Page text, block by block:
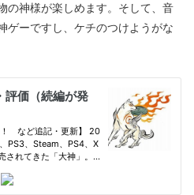
の神様が楽しめます。そして、音
ゲーですし、ケチのつけようがな